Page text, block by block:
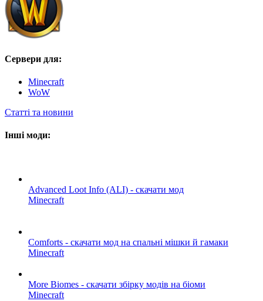
Сервери для:
Minecraft
WoW
Статті та новини
Інші моди:
Advanced Loot Info (ALI) - скачати мод
Minecraft
Comforts - скачати мод на спальні мішки й гамаки
Minecraft
More Biomes - скачати збірку модів на біоми
Minecraft